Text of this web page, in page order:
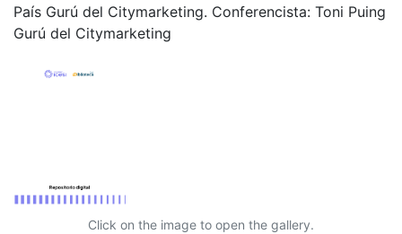
País Gurú del Citymarketing. Conferencista: Toni Puing
Gurú del Citymarketing
Click on the image to open the gallery.